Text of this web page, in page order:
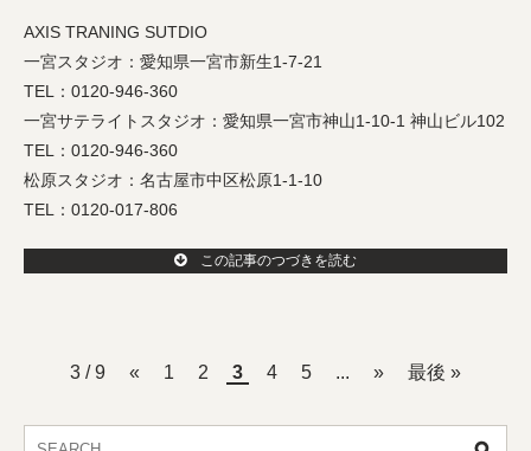
AXIS TRANING SUTDIO
一宮スタジオ：愛知県一宮市新生1-7-21
TEL：0120-946-360
一宮サテライトスタジオ：愛知県一宮市神山1-10-1 神山ビル102
TEL：0120-946-360
松原スタジオ：名古屋市中区松原1-1-10
TEL：0120-017-806
この記事のつづきを読む
3 / 9 « 1 2 3 4 5 ... » 最後 »